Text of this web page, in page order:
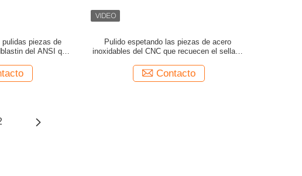
piezas de
del ANSI que
Pulido espetando las piezas de acero
inoxidables del CNC que recuecen el sellado
Contacto